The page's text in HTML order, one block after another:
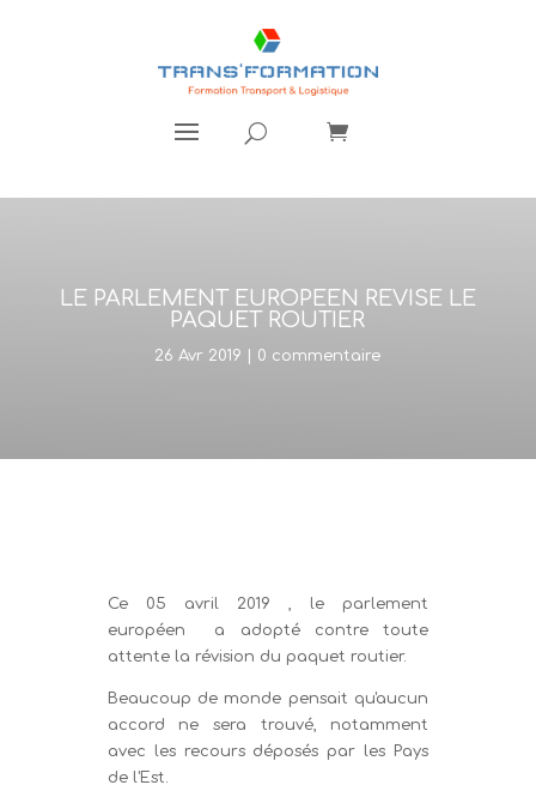
LE PARLEMENT EUROPEEN REVISE LE
PAQUET ROUTIER
26 Avr 2019 0 commentaire
Ce 05 avril 2019 , le parlement
européen a adopté contre toute
attente la révision du paquet routier.
Beaucoup de monde pensait qu'aucun
accord ne sera trouvé, notamment
avec les recours déposés par les Pays
de l'Est.